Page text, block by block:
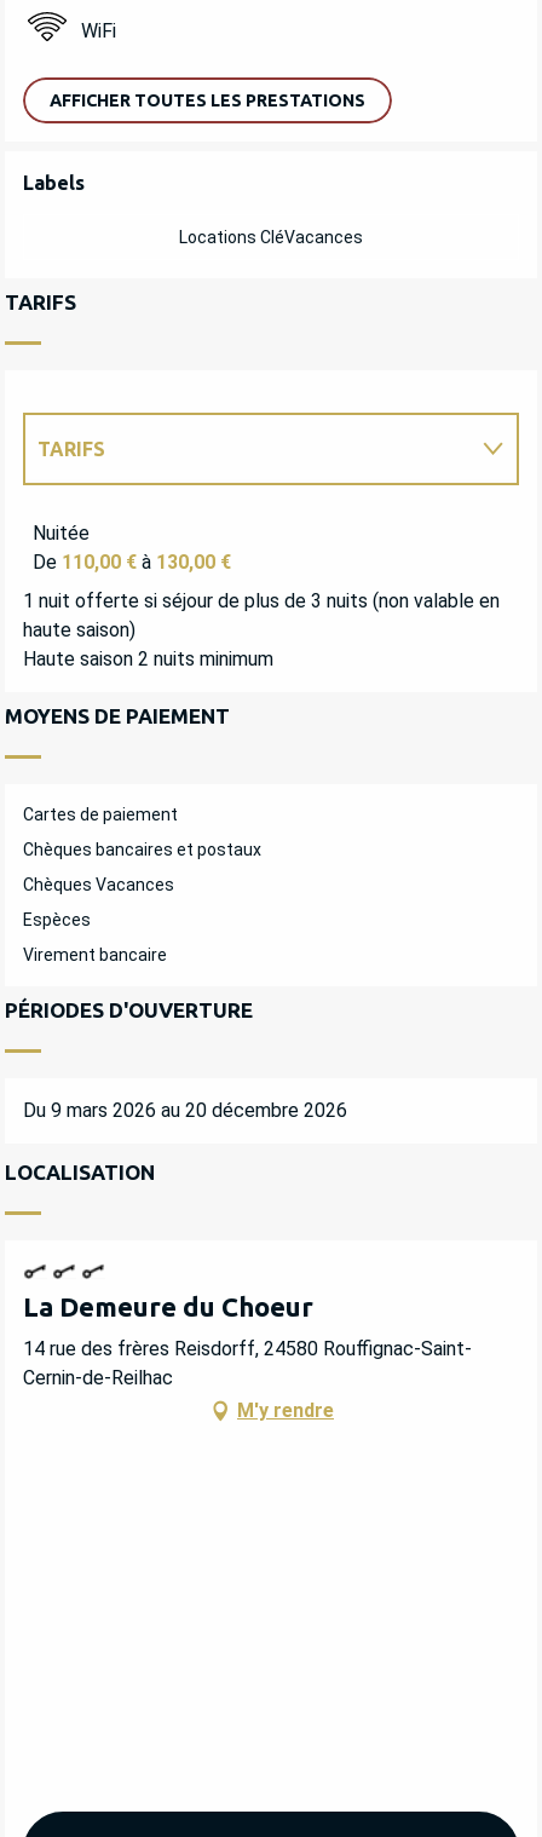
WiFi
AFFICHER TOUTES LES PRESTATIONS
OFFRES DE PRESTATIONS
Labels
Labels
Locations CléVacances
TARIFS
TARIFS
Nuitée
De 110,00 € à 130,00 €
1 nuit offerte si séjour de plus de 3 nuits (non valable en
haute saison)
Haute saison 2 nuits minimum
MOYENS DE PAIEMENT
Cartes de paiement
Chèques bancaires et postaux
Chèques Vacances
Espèces
Virement bancaire
PÉRIODES D'OUVERTURE
Du 9 mars 2026 au 20 décembre 2026
LOCALISATION
La Demeure du Choeur
14 rue des frères Reisdorff, 24580 Rouffignac-Saint-
Cernin-de-Reilhac
M'y rendre